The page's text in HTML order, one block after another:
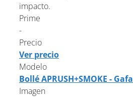
impacto.
Prime
-
Precio
Ver precio
Modelo
Bollé APRUSH+SMOKE -
Imagen